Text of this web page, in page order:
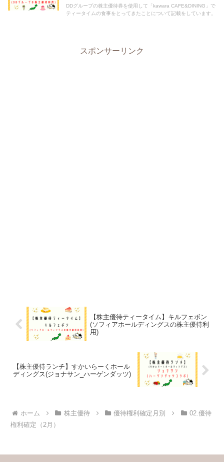
DDグループの株主優待券を使用して「kawara CAFE&DINING」で
ティータイムの食事をとってきたことについて記載をしています。
スポンサーリンク
【株主優待ティータイム】キルフェボン
(ソフィアホールディングスの株主優待利
用)
【株主優待ランチ】すかいらーくホール
ディングス(ジョナサン_ハーゲンダッツ)
ホーム 株主優待 優待権利確定月別
02.優待
権利確定（2月）